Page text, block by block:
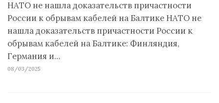
НАТО не нашла доказательств причастности
России к обрывам кабелей на Балтике НАТО не
нашла доказательств причастности России к
обрывам кабелей на Балтике: Финляндия,
Германия и…
08/03/2025